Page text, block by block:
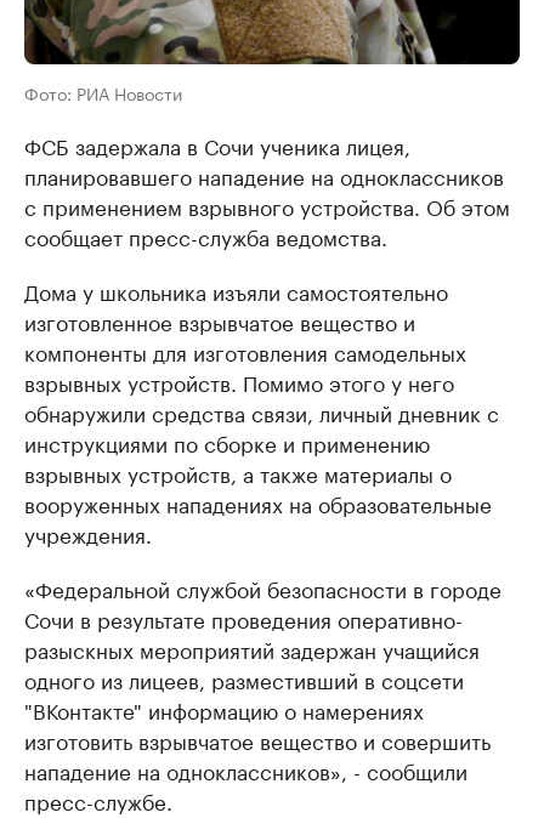
Фото: РИА Новости
ФСБ задержала в Сочи ученика лицея,
планировавшего нападение на одноклассников
с применением взрывного устройства. Об этом
сообщает пресс-служба ведомства.
Дома у школьника изъяли самостоятельно
изготовленное взрывчатое вещество и
компоненты для изготовления самодельных
взрывных устройств. Помимо этого у него
обнаружили средства связи, личный дневник с
инструкциями по сборке и применению
взрывных устройств, а также материалы о
вооруженных нападениях на образовательные
учреждения.
«Федеральной службой безопасности в городе
Сочи в результате проведения оперативно-
разыскных мероприятий задержан учащийся
одного из лицеев, разместивший в соцсети
"ВКонтакте" информацию о намерениях
изготовить взрывчатое вещество и совершить
нападение на одноклассников», - сообщили
пресс-службе.